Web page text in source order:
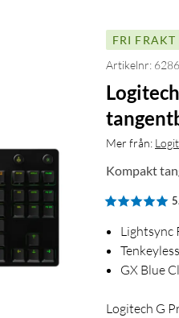
FRI FRAKT
Artikelnr:
Mer från:
Kompakt
Lightsync
GX Blue
Logitech G